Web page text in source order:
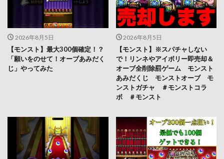
2026年8月5日
【モンスト】最大300個確定！？
「願いをのせて！オーブあみだく
じ」やってみた
2026年8月5日
【モンスト】※スパチャしない
で！リンネやアイボリー即売却＆
オーブ全削除罰ゲーム モンスト
あみだくじ モンストオーブ モ
ンストガチャ ＃モンストコラ
ボ ＃モンスト